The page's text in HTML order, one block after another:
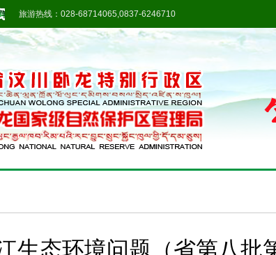
旅游热线：028-68714065,0837-6246710
生态环境问题（省第八批